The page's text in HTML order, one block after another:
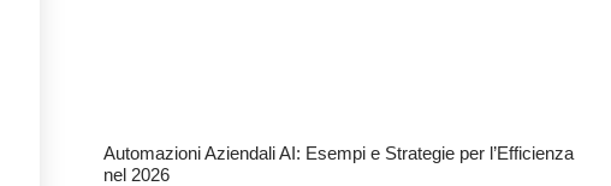
Automazioni Aziendali AI: Esempi e Strategie per l’Efficienza
nel 2026